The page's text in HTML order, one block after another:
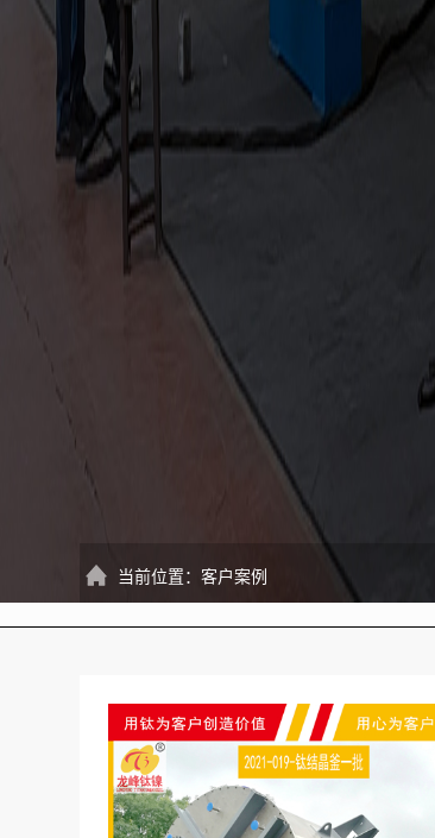
当前位置：客户案例